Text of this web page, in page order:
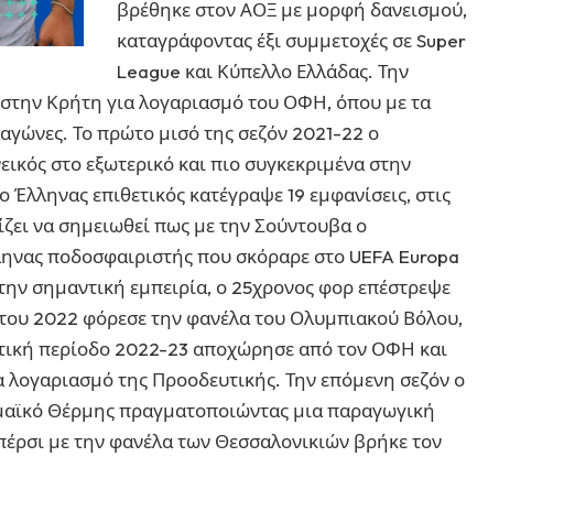
βρέθηκε στον ΑΟΞ με μορφή δανεισμού,
καταγράφοντας έξι συμμετοχές σε Super
League και Κύπελλο Ελλάδας. Την
Κρήτη για λογαριασμό του ΟΦΗ, όπου με τα
Το πρώτο μισό της σεζόν 2021-22 ο
στο εξωτερικό και πιο συγκεκριμένα στην
επιθετικός κατέγραψε 19 εμφανίσεις, στις
να σημειωθεί πως με την Σούντουβα ο
ποδοσφαιριστής που σκόραρε στο UEFA Europa
σημαντική εμπειρία, ο 25χρονος φορ επέστρεψε
2022 φόρεσε την φανέλα του Ολυμπιακού Βόλου,
περίοδο 2022-23 αποχώρησε από τον ΟΦΗ και
της Προοδευτικής. Την επόμενη σεζόν ο
Θέρμης πραγματοποιώντας μια παραγωγική
με την φανέλα των Θεσσαλονικιών βρήκε τον